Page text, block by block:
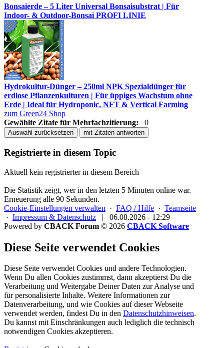
Bonsaierde – 5 Liter Universal Bonsaisubstrat | Für
Indoor- & Outdoor-Bonsai PROFI LINIE
Hydrokultur-Dünger – 250ml NPK Spezialdünger für
erdlose Pflanzenkulturen | Für üppiges Wachstum ohne
Erde | Ideal für Hydroponic, NFT & Vertical Farming
zum Green24 Shop
Gewählte Zitate für Mehrfachzitierung:
0
Auswahl zurücksetzen mit Zitaten antworten
Registrierte in diesem Topic
Aktuell kein registrierter in diesem Bereich
Die Statistik zeigt, wer in den letzten 5 Minuten online war.
Erneuerung alle 90 Sekunden.
Cookie-Einstellungen verwalten · FAQ / Hilfe · Teamseite
· Impressum & Datenschutz |
06.08.2026 - 12:29
Powered by CBACK Forum © 2026 CBACK Software
Diese Seite verwendet Cookies
Diese Seite verwendet Cookies und andere Technologien.
Wenn Du allen Cookies zustimmst, dann akzeptierst Du die
Verarbeitung und Weitergabe Deiner Daten zur Analyse und
für personalisierte Inhalte. Weitere Informationen zur
Datenverarbeitung, und wie Cookies auf dieser Webseite
verwendet werden, findest Du in den Datenschutzhinweisen.
Du kannst mit Einschränkungen auch lediglich die technisch
notwendigen Cookies akzeptieren.